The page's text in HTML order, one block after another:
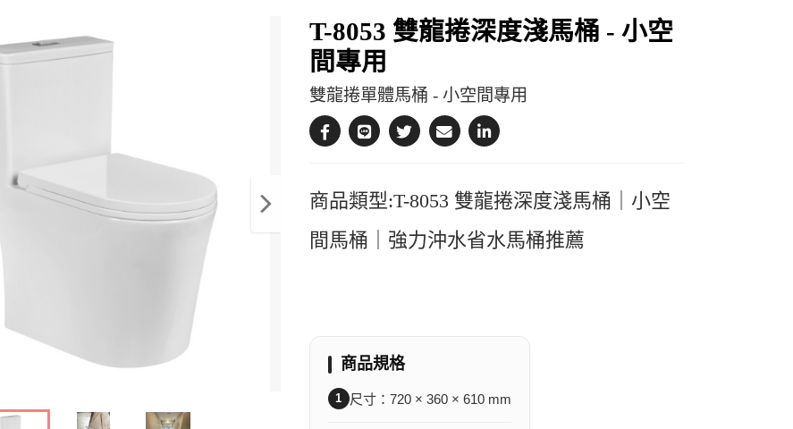
T-8053 雙龍捲深度淺馬桶 - 小空
間專用
雙龍捲單體馬桶 - 小空間專用
商品類型:T-8053 雙龍捲深度淺馬桶｜小空
間馬桶｜強力沖水省水馬桶推薦
商品規格
1 尺寸：720 × 360 × 610 mm